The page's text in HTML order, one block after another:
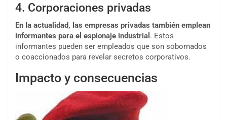
4. Corporaciones privadas
En la actualidad, las empresas privadas también emplean
informantes para el espionaje industrial . Estos
informantes pueden ser empleados que son sobornados
o coaccionados para revelar secretos corporativos.
Impacto y consecuencias